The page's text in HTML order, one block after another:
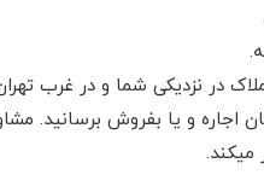
در نزدیکی شما و در غرب
اجاره و یا بفروش برسانید.
میکند.